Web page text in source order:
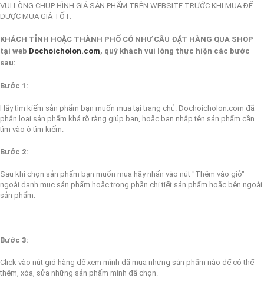
VUI LÒNG CHỤP HÌNH GIÁ SẢN PHẨM TRÊN WEBSITE TRƯỚC KHI MUA ĐẾ
ĐƯỢC MUA GIÁ TỐT.
KHÁCH TỈNH HOẶC THÀNH PHỐ CÓ NHƯ CẦU ĐẶT HÀNG QUA SHOP
tại web Dochoicholon.com, quý khách vui lòng thực hiện các bước
sau:
Bước 1:
Hãy tìm kiếm sản phẩm bạn muốn mua tại trang chủ. Dochoicholon.com đã
phân loại sản phẩm khá rõ ràng giúp bạn, hoặc bạn nhập tên sản phẩm cần
tìm vào ô tìm kiếm.
Bước 2:
Sau khi chọn sản phẩm bạn muốn mua hãy nhấn vào nút "Thêm vào giỏ"
ngoài danh mục sản phẩm hoặc trong phần chi tiết sản phẩm hoặc bên ngoài
sản phẩm.
Bước 3:
Click vào nút giỏ hàng để xem mình đã mua những sản phẩm nào để có thể
thêm, xóa, sửa những sản phẩm mình đã chọn.